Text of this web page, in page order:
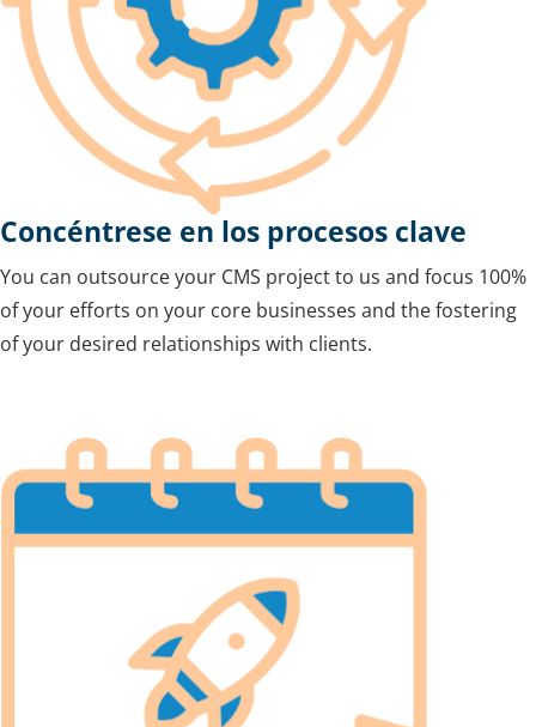
Concéntrese en los procesos clave
You can outsource your CMS project to us and focus 100%
of your efforts on your core businesses and the fostering
of your desired relationships with clients.